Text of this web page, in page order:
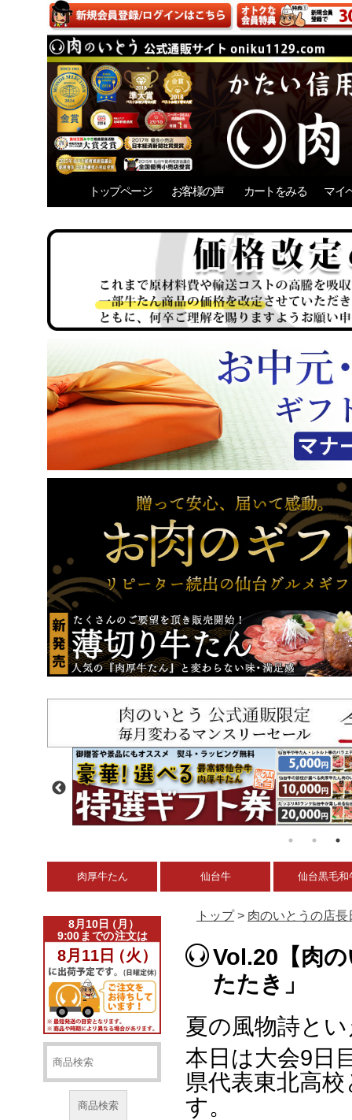
トップページ お客様の声 カートをみる マイ
肉厚牛たん 仙台牛 仙台黒毛和
商品検索
トップ> 肉のいとうの店長
Vol.20【肉
たたき」
夏の風物詩と
本日は大会9日
県代表東北高
す。